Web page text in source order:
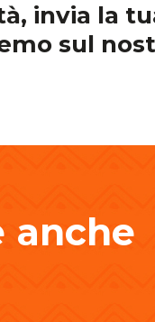
invia la
sul
anche